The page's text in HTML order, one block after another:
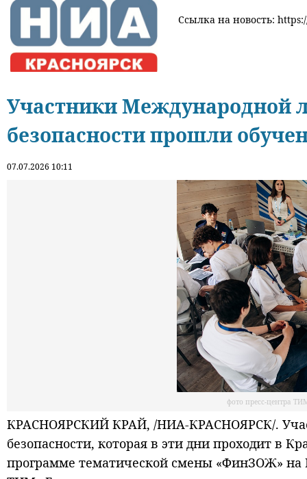
Ссылка на новость:
Участники Международной
безопасности прошли
07.07.2026 10:11
фото пресс-центра
КРАСНОЯРСКИЙ КРАЙ, /НИА-КРАСНОЯРСК/.
безопасности, которая в эти дни проходит в
программе тематической смены «ФинЗОЖ» на